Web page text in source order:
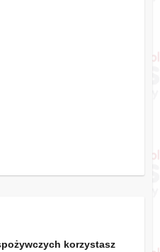
korzystasz